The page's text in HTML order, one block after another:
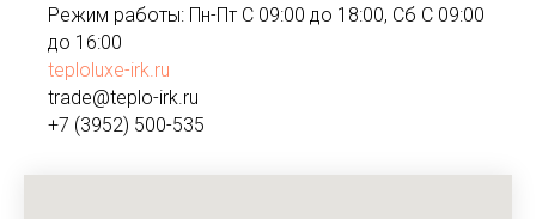
Режим работы: Пн-Пт С 09:00 до 18:00, Сб С 09:00
до 16:00
teploluxe-irk.ru
trade@teplo-irk.ru
+7 (3952) 500-535